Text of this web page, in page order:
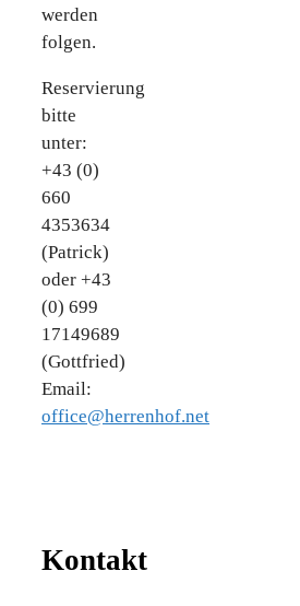
werden
folgen.
Reservierung
bitte
unter:
+43 (0)
660
4353634
(Patrick)
oder +43
(0) 699
17149689
(Gottfried)
Email:
office@herrenhof.net
Kontakt